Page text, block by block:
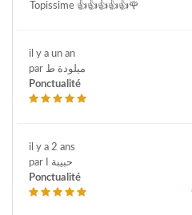
Topissime 👍👍👍👍👍🌹
il y a un an
par ميلودة ط
Ponctualité
il y a 2 ans
par حبيبة ا
Ponctualité